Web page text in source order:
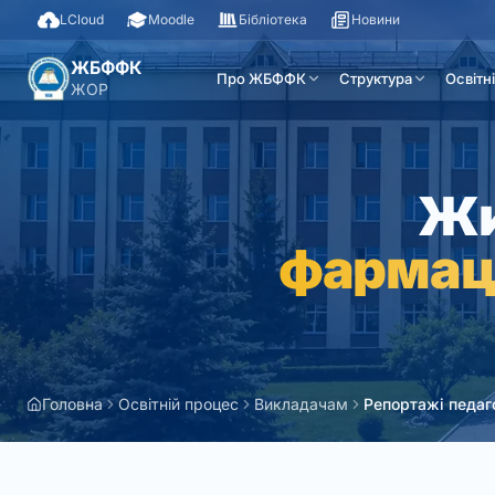
LCloud Moodle Бібліотека Новини
ЖБФФК
ЖОР
Про ЖБФФК Структура
Головна Освітній процес Викладачам Репортажі